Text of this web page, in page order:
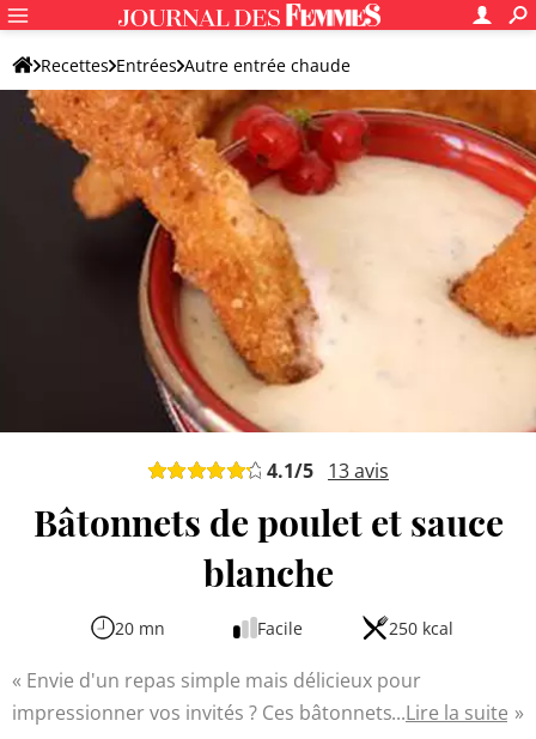
Recettes Entrées Autre entrée chaude
4.1/5 13avis
Bâtonnets de poulet et sauce
blanche
20 mn Facile 250 kcal
Envie d'un repas simple mais délicieux pour
impressionner vos invités ? Ces bâtonnets de poulet
Lire la suite